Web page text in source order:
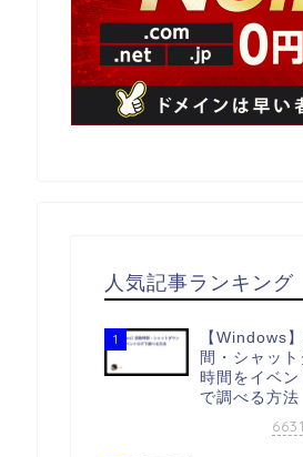
人気記事ランキング
1
【Windows
間・シャット
時間をイベン
で調べる方法